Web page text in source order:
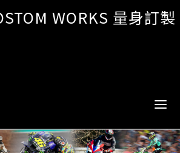
WORKS 量身訂製